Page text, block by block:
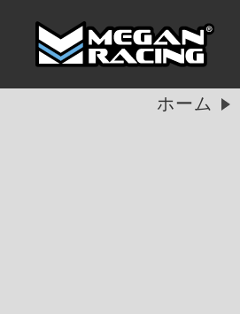
ホーム